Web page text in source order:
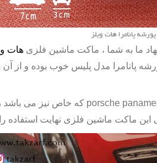
پانامرا هات ویلز
ما به شما ، ماکت ماشین فلزیهات
پانامرا مدل پلیس خوب بوده و از آن
porsche که خاص نیز می باشد
این ماکت ماشین فلزی نهایت استفاده